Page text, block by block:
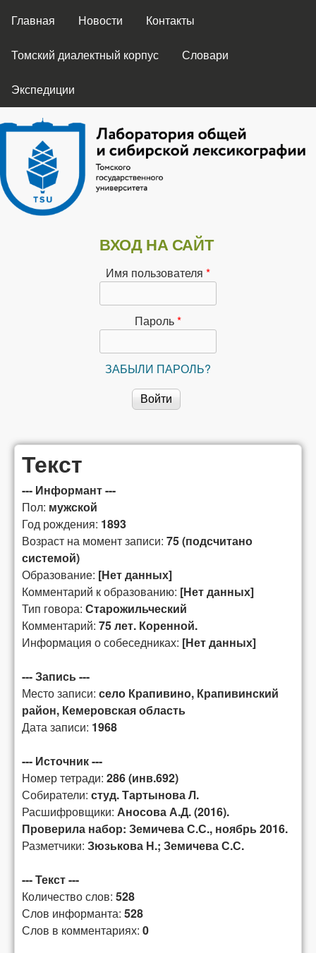
ГЛАВНОЕ МЕНЮ
Главная Новости Контакты
Томский диалектный корпус Словари
Экспедиции
Лаборатория
общей и
сибирской
лексикографии
ВХОД НА САЙТ
Имя пользователя *
Пароль*
ЗАБЫЛИ ПАРОЛЬ?
Текст
--- Информант ---
Пол: мужской
Год рождения: 1893
Возраст на момент записи: 75 (подсчитано
системой)
Образование: [Нет данных]
Комментарий к образованию: [Нет данных]
Тип говора: Старожильческий
Комментарий: 75 лет. Коренной.
Информация о собеседниках: [Нет данных]
--- Запись ---
Место записи: село Крапивино, Крапивинский
район, Кемеровская область
Дата записи: 1968
--- Источник ---
Номер тетради: 286 (инв.692)
Собиратели: студ. Тартынова Л.
Расшифровщики: Аносова А.Д. (2016).
Проверила набор: Земичева С.С., ноябрь 2016.
Разметчики: Зюзькова Н.; Земичева С.С.
--- Текст ---
Количество слов: 528
Слов информанта: 528
Слов в комментариях: 0